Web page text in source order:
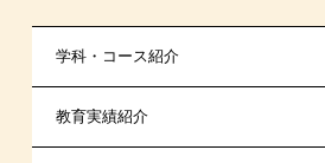
学科・コース紹介
国家公務員・地方公務員系
教育実績紹介